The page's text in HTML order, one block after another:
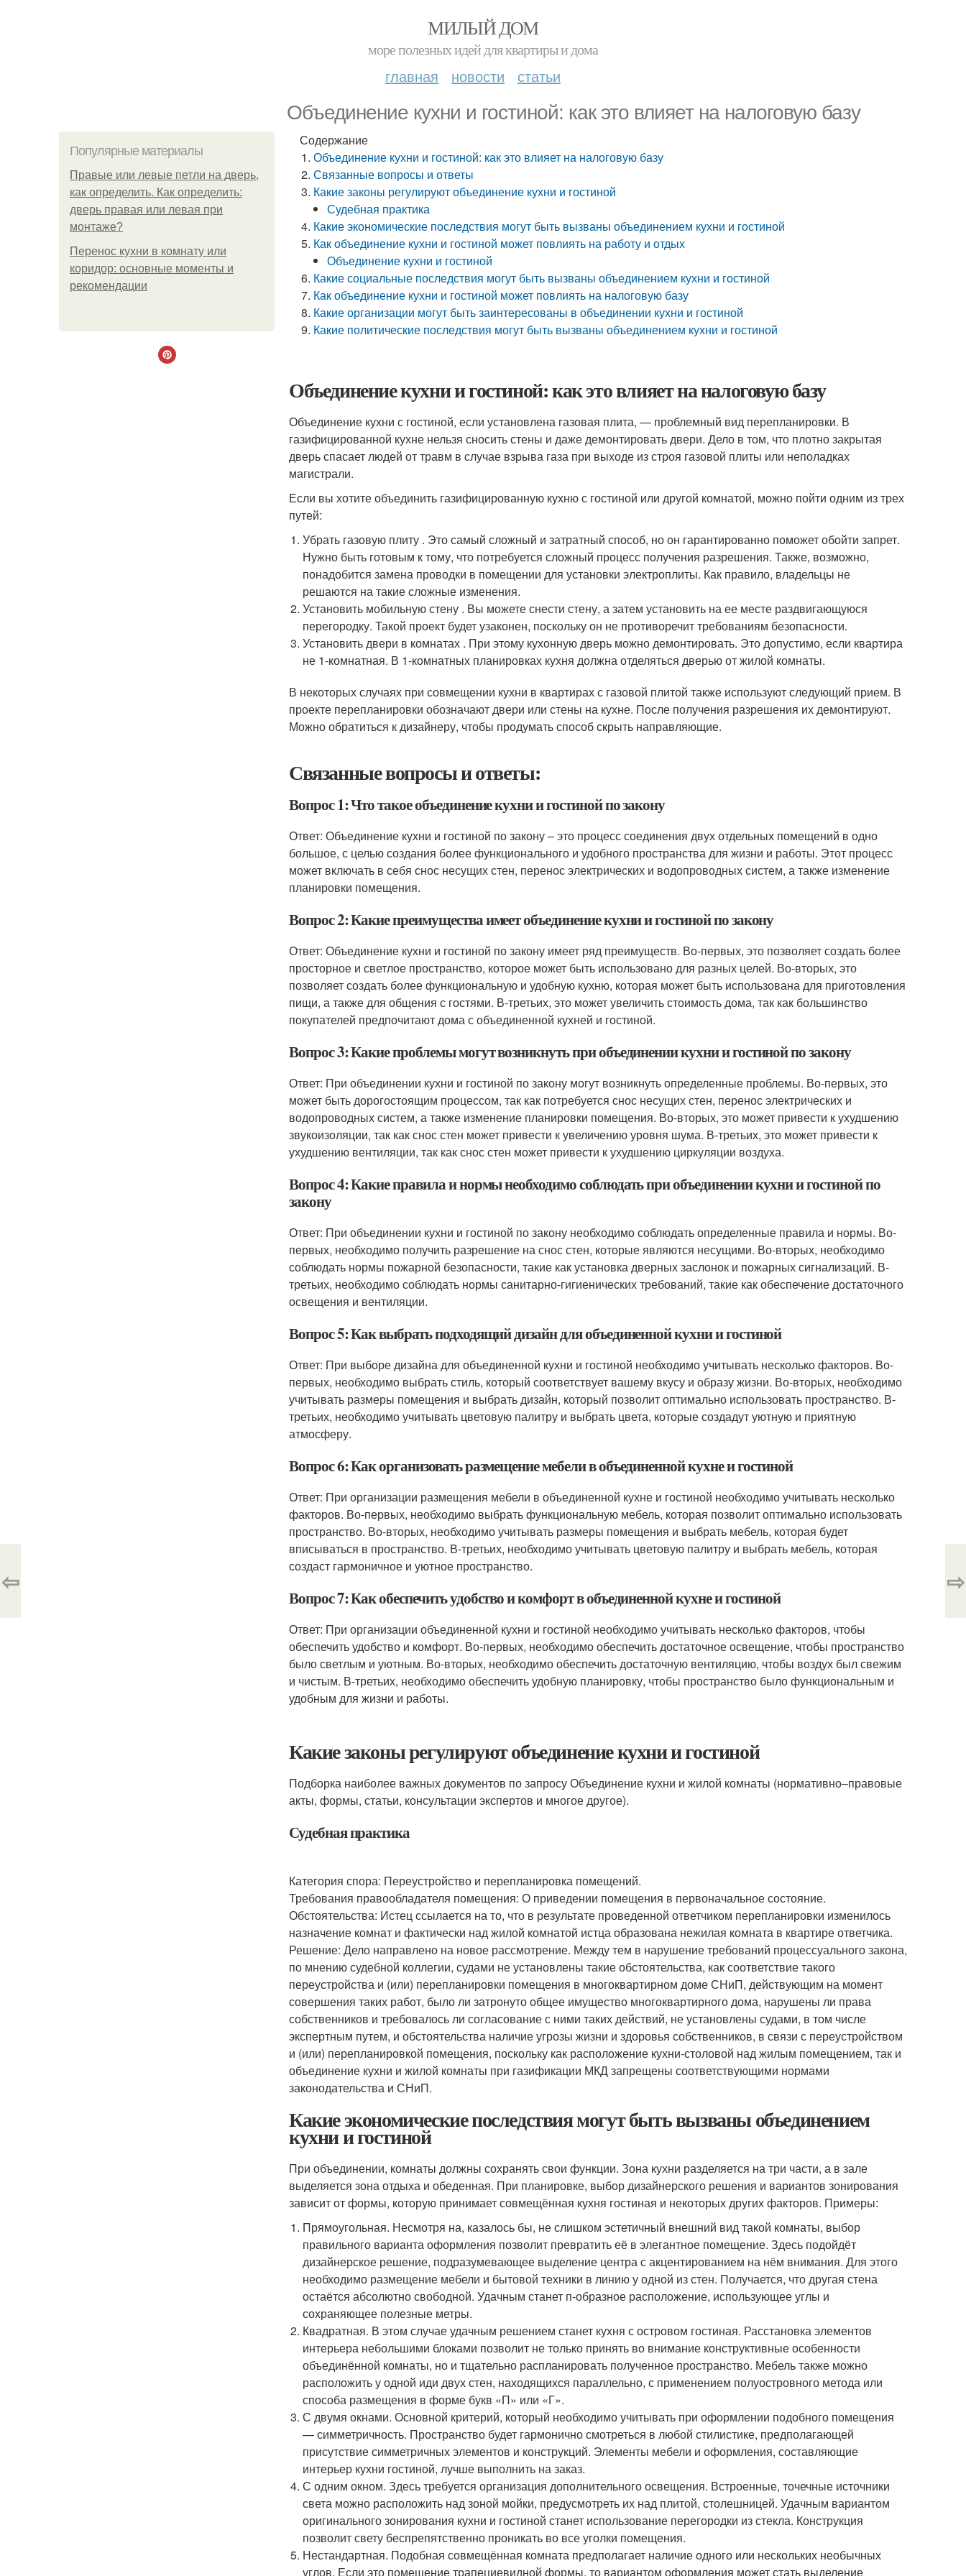
МИЛЫЙ ДОМ
море полезных идей для квартиры и дома
главная новости статьи
Объединение кухни и гостиной: как это влияет на налоговую базу
Популярные материалы
Правые или левые петли на дверь,
как определить. Как определить:
дверь правая или левая при
монтаже?
Перенос кухни в комнату или
коридор: основные моменты и
рекомендации
Содержание
Объединение кухни и гостиной: как это влияет на налоговую базу
Связанные вопросы и ответы
Какие законы регулируют объединение кухни и гостиной
Судебная практика
Какие экономические последствия могут быть вызваны объединением кухни и гостиной
Как объединение кухни и гостиной может повлиять на работу и отдых
Объединение кухни и гостиной
Какие социальные последствия могут быть вызваны объединением кухни и гостиной
Как объединение кухни и гостиной может повлиять на налоговую базу
Какие организации могут быть заинтересованы в объединении кухни и гостиной
Какие политические последствия могут быть вызваны объединением кухни и гостиной
Объединение кухни и гостиной: как это влияет на налоговую базу
Объединение кухни с гостиной, если установлена газовая плита, — проблемный вид перепланировки. В
газифицированной кухне нельзя сносить стены и даже демонтировать двери. Дело в том, что плотно закрытая
дверь спасает людей от травм в случае взрыва газа при выходе из строя газовой плиты или неполадках
магистрали.
Если вы хотите объединить газифицированную кухню с гостиной или другой комнатой, можно пойти одним из трех
путей:
Убрать газовую плиту . Это самый сложный и затратный способ, но он гарантированно поможет обойти запрет.
Нужно быть готовым к тому, что потребуется сложный процесс получения разрешения. Также, возможно,
понадобится замена проводки в помещении для установки электроплиты. Как правило, владельцы не
решаются на такие сложные изменения.
Установить мобильную стену . Вы можете снести стену, а затем установить на ее месте раздвигающуюся
перегородку. Такой проект будет узаконен, поскольку он не противоречит требованиям безопасности.
Установить двери в комнатах . При этому кухонную дверь можно демонтировать. Это допустимо, если квартира
не 1-комнатная. В 1-комнатных планировках кухня должна отделяться дверью от жилой комнаты.
В некоторых случаях при совмещении кухни в квартирах с газовой плитой также используют следующий прием. В
проекте перепланировки обозначают двери или стены на кухне. После получения разрешения их демонтируют.
Можно обратиться к дизайнеру, чтобы продумать способ скрыть направляющие.
Связанные вопросы и ответы:
Вопрос 1: Что такое объединение кухни и гостиной по закону
Ответ: Объединение кухни и гостиной по закону – это процесс соединения двух отдельных помещений в одно
большое, с целью создания более функционального и удобного пространства для жизни и работы. Этот процесс
может включать в себя снос несущих стен, перенос электрических и водопроводных систем, а также изменение
планировки помещения.
Вопрос 2: Какие преимущества имеет объединение кухни и гостиной по закону
Ответ: Объединение кухни и гостиной по закону имеет ряд преимуществ. Во-первых, это позволяет создать более
просторное и светлое пространство, которое может быть использовано для разных целей. Во-вторых, это
позволяет создать более функциональную и удобную кухню, которая может быть использована для приготовления
пищи, а также для общения с гостями. В-третьих, это может увеличить стоимость дома, так как большинство
покупателей предпочитают дома с объединенной кухней и гостиной.
Вопрос 3: Какие проблемы могут возникнуть при объединении кухни и гостиной по закону
Ответ: При объединении кухни и гостиной по закону могут возникнуть определенные проблемы. Во-первых, это
может быть дорогостоящим процессом, так как потребуется снос несущих стен, перенос электрических и
водопроводных систем, а также изменение планировки помещения. Во-вторых, это может привести к ухудшению
звукоизоляции, так как снос стен может привести к увеличению уровня шума. В-третьих, это может привести к
ухудшению вентиляции, так как снос стен может привести к ухудшению циркуляции воздуха.
Вопрос 4: Какие правила и нормы необходимо соблюдать при объединении кухни и гостиной по
закону
Ответ: При объединении кухни и гостиной по закону необходимо соблюдать определенные правила и нормы. Во-
первых, необходимо получить разрешение на снос стен, которые являются несущими. Во-вторых, необходимо
соблюдать нормы пожарной безопасности, такие как установка дверных заслонок и пожарных сигнализаций. В-
третьих, необходимо соблюдать нормы санитарно-гигиенических требований, такие как обеспечение достаточного
освещения и вентиляции.
Вопрос 5: Как выбрать подходящий дизайн для объединенной кухни и гостиной
Ответ: При выборе дизайна для объединенной кухни и гостиной необходимо учитывать несколько факторов. Во-
первых, необходимо выбрать стиль, который соответствует вашему вкусу и образу жизни. Во-вторых, необходимо
учитывать размеры помещения и выбрать дизайн, который позволит оптимально использовать пространство. В-
третьих, необходимо учитывать цветовую палитру и выбрать цвета, которые создадут уютную и приятную
атмосферу.
Вопрос 6: Как организовать размещение мебели в объединенной кухне и гостиной
Ответ: При организации размещения мебели в объединенной кухне и гостиной необходимо учитывать несколько
факторов. Во-первых, необходимо выбрать функциональную мебель, которая позволит оптимально использовать
пространство. Во-вторых, необходимо учитывать размеры помещения и выбрать мебель, которая будет
вписываться в пространство. В-третьих, необходимо учитывать цветовую палитру и выбрать мебель, которая
создаст гармоничное и уютное пространство.
Вопрос 7: Как обеспечить удобство и комфорт в объединенной кухне и гостиной
Ответ: При организации объединенной кухни и гостиной необходимо учитывать несколько факторов, чтобы
обеспечить удобство и комфорт. Во-первых, необходимо обеспечить достаточное освещение, чтобы пространство
было светлым и уютным. Во-вторых, необходимо обеспечить достаточную вентиляцию, чтобы воздух был свежим
и чистым. В-третьих, необходимо обеспечить удобную планировку, чтобы пространство было функциональным и
удобным для жизни и работы.
Какие законы регулируют объединение кухни и гостиной
Подборка наиболее важных документов по запросу Объединение кухни и жилой комнаты (нормативно–правовые
акты, формы, статьи, консультации экспертов и многое другое).
Судебная практика
Категория спора: Переустройство и перепланировка помещений.
Требования правообладателя помещения: О приведении помещения в первоначальное состояние.
Обстоятельства: Истец ссылается на то, что в результате проведенной ответчиком перепланировки изменилось
назначение комнат и фактически над жилой комнатой истца образована нежилая комната в квартире ответчика.
Решение: Дело направлено на новое рассмотрение. Между тем в нарушение требований процессуального закона,
по мнению судебной коллегии, судами не установлены такие обстоятельства, как соответствие такого
переустройства и (или) перепланировки помещения в многоквартирном доме СНиП, действующим на момент
совершения таких работ, было ли затронуто общее имущество многоквартирного дома, нарушены ли права
собственников и требовалось ли согласование с ними таких действий, не установлены судами, в том числе
экспертным путем, и обстоятельства наличие угрозы жизни и здоровья собственников, в связи с переустройством
и (или) перепланировкой помещения, поскольку как расположение кухни-столовой над жилым помещением, так и
объединение кухни и жилой комнаты при газификации МКД запрещены соответствующими нормами
законодательства и СНиП.
Какие экономические последствия могут быть вызваны объединением
кухни и гостиной
При объединении, комнаты должны сохранять свои функции. Зона кухни разделяется на три части, а в зале
выделяется зона отдыха и обеденная. При планировке, выбор дизайнерского решения и вариантов зонирования
зависит от формы, которую принимает совмещённая кухня гостиная и некоторых других факторов. Примеры:
Прямоугольная. Несмотря на, казалось бы, не слишком эстетичный внешний вид такой комнаты, выбор
правильного варианта оформления позволит превратить её в элегантное помещение. Здесь подойдёт
дизайнерское решение, подразумевающее выделение центра с акцентированием на нём внимания. Для этого
необходимо размещение мебели и бытовой техники в линию у одной из стен. Получается, что другая стена
остаётся абсолютно свободной. Удачным станет п-образное расположение, использующее углы и
сохраняющее полезные метры.
Квадратная. В этом случае удачным решением станет кухня с островом гостиная. Расстановка элементов
интерьера небольшими блоками позволит не только принять во внимание конструктивные особенности
объединённой комнаты, но и тщательно распланировать полученное пространство. Мебель также можно
расположить у одной иди двух стен, находящихся параллельно, с применением полуостровного метода или
способа размещения в форме букв «П» или «Г».
С двумя окнами. Основной критерий, который необходимо учитывать при оформлении подобного помещения
— симметричность. Пространство будет гармонично смотреться в любой стилистике, предполагающей
присутствие симметричных элементов и конструкций. Элементы мебели и оформления, составляющие
интерьер кухни гостиной, лучше выполнить на заказ.
С одним окном. Здесь требуется организация дополнительного освещения. Встроенные, точечные источники
света можно расположить над зоной мойки, предусмотреть их над плитой, столешницей. Удачным вариантом
оригинального зонирования кухни и гостиной станет использование перегородки из стекла. Конструкция
позволит свету беспрепятственно проникать во все уголки помещения.
Нестандартная. Подобная совмещённая комната предполагает наличие одного или нескольких необычных
углов. Если это помещение трапециевидной формы, то вариантом оформления может стать выделение
⇦ ⇨